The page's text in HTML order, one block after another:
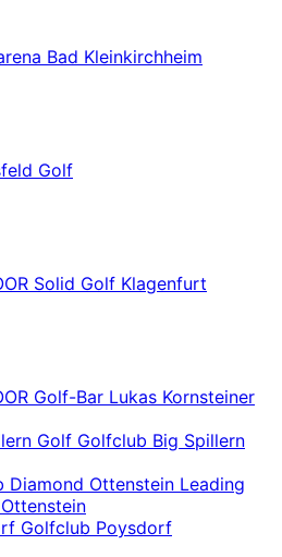
Bad Kleinkirchheim
Golf
Solid Golf Klagenfurt
Golf-Bar Lukas Kornsteiner
Golfclub Big Spillern
Leading
Golfclub Poysdorf